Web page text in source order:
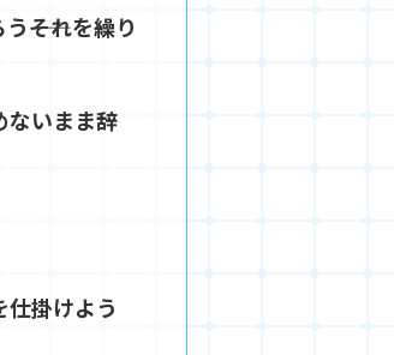
それを繰り
ないまま辞
掛けよう